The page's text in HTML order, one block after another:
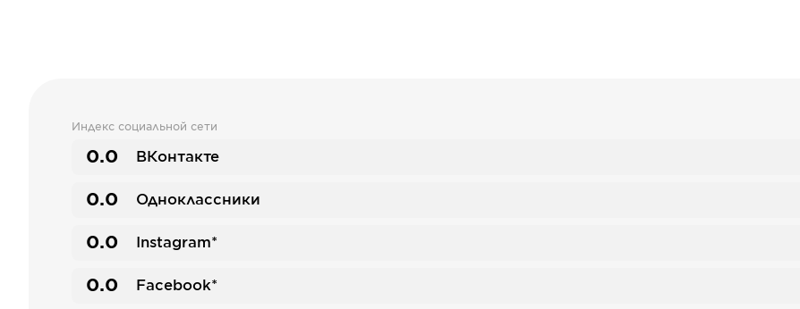
Индекс социальной сети
0.0 ВКонтакте
0.0 Одноклассники
0.0 Instagram*
0.0 Facebook*